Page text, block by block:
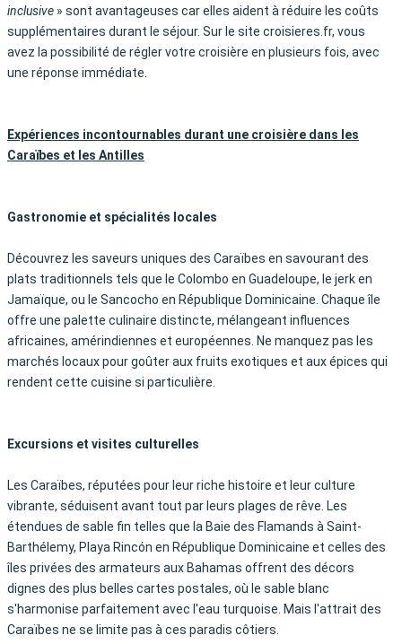
inclusive » sont avantageuses car elles aident à réduire les coûts
supplémentaires durant le séjour. Sur le site croisieres.fr, vous
avez la possibilité de régler votre croisière en plusieurs fois, avec
une réponse immédiate.
Expériences incontournables durant une croisière dans les
Caraïbes et les Antilles
Gastronomie et spécialités locales
Découvrez les saveurs uniques des Caraïbes en savourant des
plats traditionnels tels que le Colombo en Guadeloupe, le jerk en
Jamaïque, ou le Sancocho en République Dominicaine. Chaque île
offre une palette culinaire distincte, mélangeant influences
africaines, amérindiennes et européennes. Ne manquez pas les
marchés locaux pour goûter aux fruits exotiques et aux épices qui
rendent cette cuisine si particulière.
Excursions et visites culturelles
Les Caraïbes, réputées pour leur riche histoire et leur culture
vibrante, séduisent avant tout par leurs plages de rêve. Les
étendues de sable fin telles que la Baie des Flamands à Saint-
Barthélemy, Playa Rincón en République Dominicaine et celles des
îles privées des armateurs aux Bahamas offrent des décors
dignes des plus belles cartes postales, où le sable blanc
s'harmonise parfaitement avec l'eau turquoise. Mais l'attrait des
Caraïbes ne se limite pas à ces paradis côtiers.